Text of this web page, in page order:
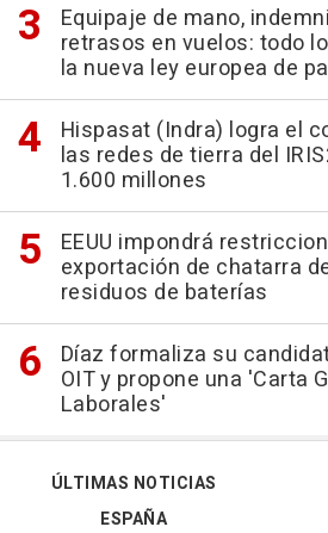
Equipaje de mano,
retrasos en vuelos: todo
la nueva ley europea de
Hispasat (Indra) logra el
las redes de tierra del
1.600 millones
EEUU impondrá
exportación de chatarra
residuos de baterías
Díaz formaliza su
OIT y propone una 'Carta
Laborales'
ÚLTIMAS NOTICIAS
ESPAÑA